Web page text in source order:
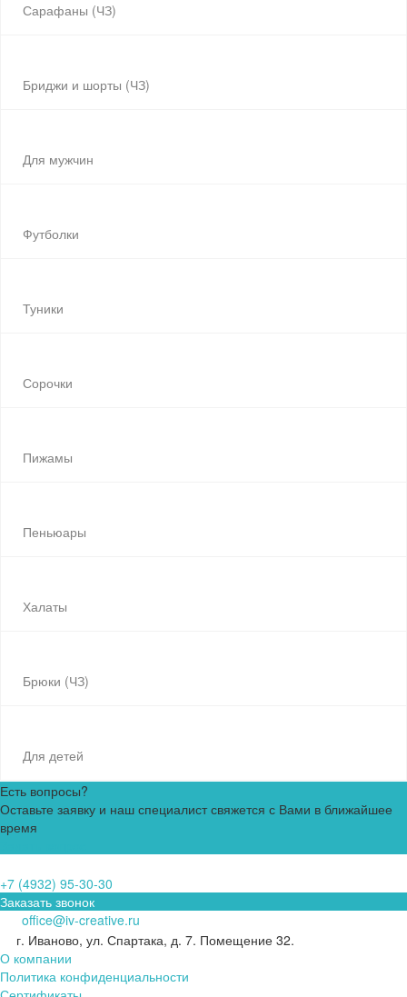
Сарафаны (ЧЗ)
Бриджи и шорты (ЧЗ)
Для мужчин
Футболки
Туники
Сорочки
Пижамы
Пеньюары
Халаты
Брюки (ЧЗ)
Для детей
Есть вопросы?
Оставьте заявку и наш специалист свяжется с Вами в ближайшее
время
+7 (4932) 95-30-30
Заказать звонок
office@iv-creative.ru
г. Иваново, ул. Спартака, д. 7. Помещение 32.
О компании
Политика конфиденциальности